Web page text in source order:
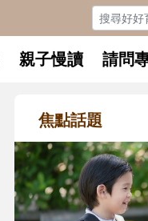
親子慢讀 請問
焦點話題
和孩子一起長
懂父親的不同